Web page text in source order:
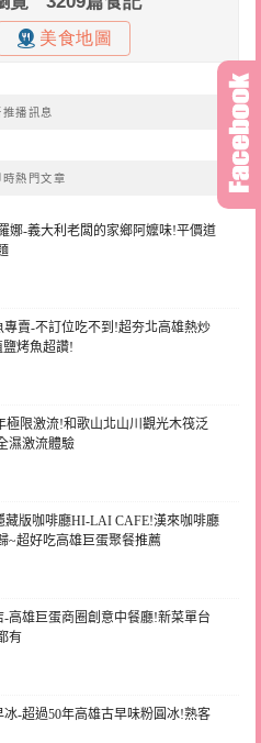
推播訊息
時熱門文章
娜-義大利老闆的家鄉阿嬤味!平價道
賣-不訂位吃不到!超夯北高雄熱炒
烤魚超讚!
極限激流!和歌山北山川觀光木筏泛
濕激流體驗
藏版咖啡廳HI-LAI CAFE!漢來咖啡廳
~超好吃高雄巨蛋聚餐推薦
高雄巨蛋商圈創意中餐廳!新菜單台
有
-超過50年高雄古早味粉圓冰!熟客